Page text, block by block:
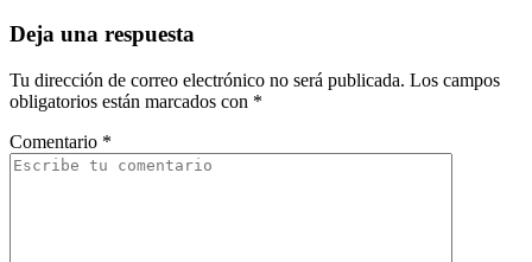
Deja una respuesta
Tu dirección de correo electrónico no será publicada. Los campos
obligatorios están marcados con *
Comentario *